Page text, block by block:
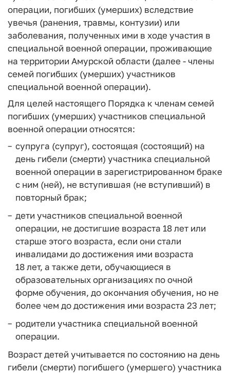
операции, погибших (умерших) вследствие
увечья (ранения, травмы, контузии) или
заболевания, полученных ими в ходе участия в
специальной военной операции, проживающие
на территории Амурской области (далее - члены
семей погибших (умерших) участников
специальной военной операции).
Для целей настоящего Порядка к членам семей
погибших (умерших) участников специальной
военной операции относятся:
супруга (супруг), состоящая (состоящий) на
день гибели (смерти) участника специальной
военной операции в зарегистрированном браке
с ним (ней), не вступившая (не вступивший) в
повторный брак;
дети участников специальной военной
операции, не достигшие возраста 18 лет или
старше этого возраста, если они стали
инвалидами до достижения ими возраста
18 лет, а также дети, обучающиеся в
образовательных организациях по очной
форме обучения, до окончания обучения, но не
более чем до достижения ими возраста 23 лет;
родители участника специальной военной
операции.
Возраст детей учитывается по состоянию на день
гибели (смерти) погибшего (умершего) участника